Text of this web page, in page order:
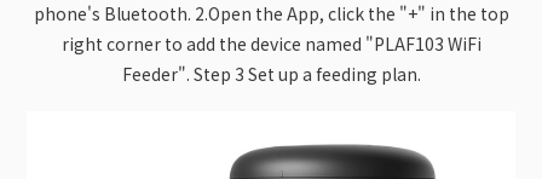
phone's Bluetooth. 2.Open the App, click the "+" in the top
right corner to add the device named "PLAF103 WiFi
Feeder". Step 3 Set up a feeding plan.